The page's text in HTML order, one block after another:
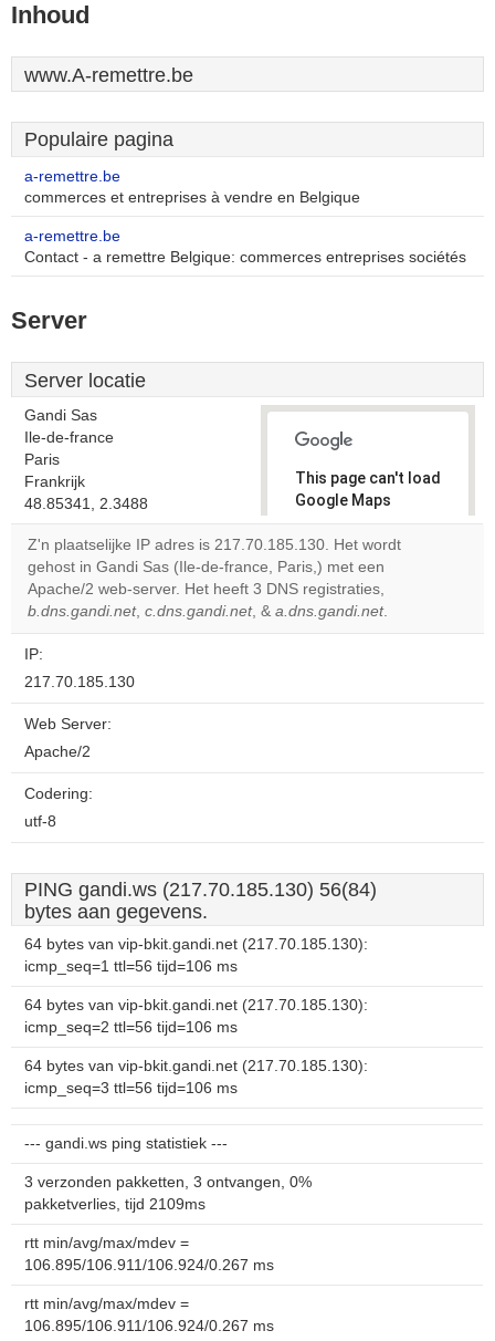
Inhoud
www.A-remettre.be
Populaire pagina
a-remettre.be
commerces et entreprises à vendre en Belgique
a-remettre.be
Contact - a remettre Belgique: commerces entreprises sociétés
Server
Server locatie
Gandi Sas
Ile-de-france
Paris
Frankrijk
48.85341, 2.3488
This page can't load
Google Maps
correctly.
Do you
own this
website?
Z'n plaatselijke IP adres is 217.70.185.130. Het wordt
gehost in Gandi Sas (Ile-de-france, Paris,) met een
Apache/2 web-server. Het heeft 3 DNS registraties,
b.dns.gandi.net, c.dns.gandi.net, & a.dns.gandi.net.
IP:
217.70.185.130
Web Server:
Apache/2
Codering:
utf-8
PING gandi.ws (217.70.185.130) 56(84)
bytes aan gegevens.
64 bytes van vip-bkit.gandi.net (217.70.185.130):
icmp_seq=1 ttl=56 tijd=106 ms
64 bytes van vip-bkit.gandi.net (217.70.185.130):
icmp_seq=2 ttl=56 tijd=106 ms
64 bytes van vip-bkit.gandi.net (217.70.185.130):
icmp_seq=3 ttl=56 tijd=106 ms
--- gandi.ws ping statistiek ---
3 verzonden pakketten, 3 ontvangen, 0%
pakketverlies, tijd 2109ms
rtt min/avg/max/mdev =
106.895/106.911/106.924/0.267 ms
rtt min/avg/max/mdev =
106.895/106.911/106.924/0.267 ms